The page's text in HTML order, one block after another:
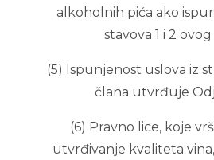
alkoholnih pića ako
stavova 1 i 2
(5) Ispunjenost uslova iz
člana utvrđuje
(6) Pravno lice, koje
utvrđivanje kvaliteta